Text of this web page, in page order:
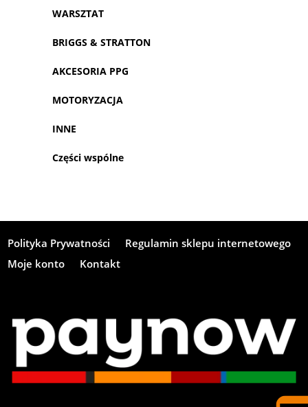
WARSZTAT
BRIGGS & STRATTON
AKCESORIA PPG
MOTORYZACJA
INNE
Części wspólne
Polityka Prywatności
Regulamin sklepu internetowego
Moje konto
Kontakt